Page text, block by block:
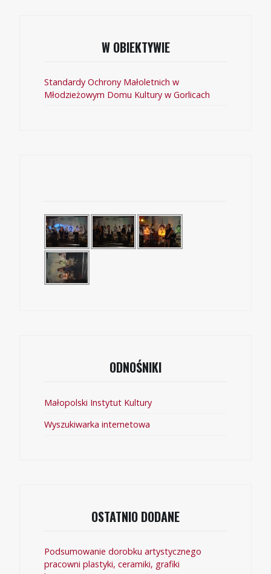
W OBIEKTYWIE
Standardy Ochrony Małoletnich w
Młodzieżowym Domu Kultury w Gorlicach
ODNOŚNIKI
Małopolski Instytut Kultury
Wyszukiwarka internetowa
OSTATNIO DODANE
Podsumowanie dorobku artystycznego
pracowni plastyki, ceramiki, grafiki